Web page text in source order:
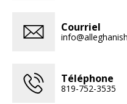
Courriel
Téléphone
819-752-3535